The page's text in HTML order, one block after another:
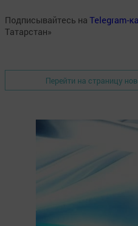
Подписывайтесь на Telegram-
Татарстан»
Перейти на страницу